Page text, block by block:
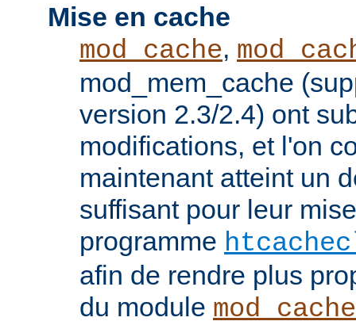
Mise en cache
mod_cache,
mod_mem_cache
version 2.3/2.4) ont
modifications, et l'on
maintenant atteint un
suffisant pour leur
programme
afin de rendre plus
du module